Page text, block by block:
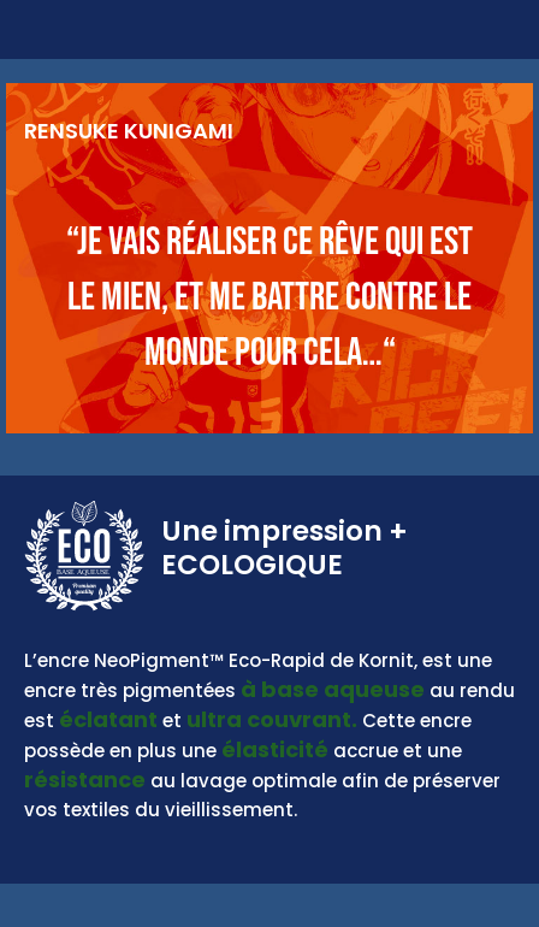
RENSUKE KUNIGAMI
“Je vais réaliser ce rêve qui est
le mien, et me battre contre le
monde pour cela…“
BASE AQUEUSE
Une impression +
ECOLOGIQUE
L’encre NeoPigment™ Eco-Rapid de Kornit, est une
encre très pigmentées à base aqueuse au rendu
est éclatant et ultra couvrant. Cette encre
possède en plus une élasticité accrue et une
résistance au lavage optimale afin de préserver
vos textiles du vieillissement.